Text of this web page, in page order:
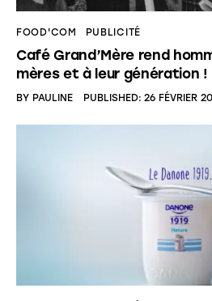
FOOD'COM PUBLICITÉ
Café Grand’Mère rend
mères et à leur génération !
BY PAULINE PUBLISHED: 26 FÉVRIER